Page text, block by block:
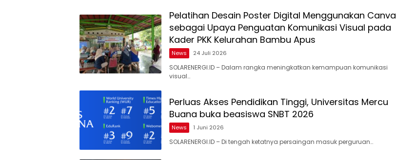
Pelatihan Desain Poster Digital Menggunakan Canva
sebagai Upaya Penguatan Komunikasi Visual pada
Kader PKK Kelurahan Bambu Apus
News 24 Juli 2026
SOLARENERGI.ID – Dalam rangka meningkatkan kemampuan komunikasi
visual…
Perluas Akses Pendidikan Tinggi, Universitas Mercu
Buana buka beasiswa SNBT 2026
News 1 Juni 2026
SOLARENERGI.ID – Di tengah ketatnya persaingan masuk perguruan…